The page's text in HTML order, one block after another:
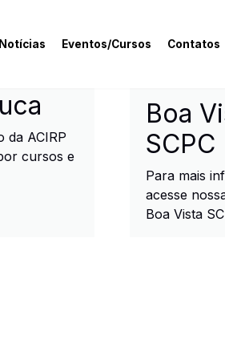
Notícias Eventos/Cursos Contatos
e
da ACIRP
cursos e
Boa
SCPC
Para mais
acesse
Boa Vista